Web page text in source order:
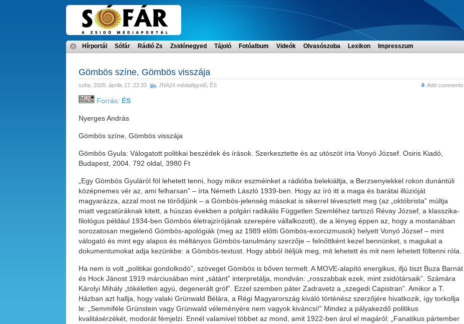
Hírportál Sófár Rádió Zs Zsidónegyed Tájoló Fotóalbum Videók Olvasószoba Lexikon Impresszum
Gömbös színe, Gömbös visszája
sofar, 2005. április 17. 22:33 JNA24 médiafigyelő ÉS Add comments
Forrás: ÉS
Nyerges András
Gömbös színe, Gömbös visszája
Gömbös Gyula: Válogatott politikai beszédek és írások. Szerkesztette és az utószót írta Vonyó József. Osiris Kiadó,
Budapest, 2004. 792 oldal, 3980 Ft
„Egy Gömbös Gyuláról föl lehetett tenni, hogy mikor eszméinket a rádióba belekiáltja, a Berzsenyiekkel rokon dunántúli
középnemes vér az, ami felharsan” – írta Németh László 1939-ben. Hogy az író itt a maga és barátai illúzióját
magyarázza, azzal most ne törődjünk – a Gömbös-jelenség másokat is sikerrel tévesztett meg (az „októbrista” múltja
miatt vegzatúráknak kitett, a húszas években a polgári radikális Független Szemléhez tartozó Révay József, a klasszika-
filológus például 1934-ben Gömbös életrajzírójának szerepére vállalkozott), de a lényeg éppen az, hogy a mostanában
sorozatosan megjelenő Gömbös-apológiák (meg az 1989 előtti Gömbös-exorcizmusok) helyett Vonyó József – mint
válogató és mint egy alapos és méltányos Gömbös-tanulmány szerzője – felnőttként kezel bennünket, s magukat a
dokumentumokat adja kezünkbe: a Gömbös-textust. Hogy abból ítéljük meg, mit lehetett és mit nem lehetett föltenni róla.
Ha nem is volt „politikai gondolkodó”, szöveget Gömbös is bőven termelt. A MOVE-alapító energikus, ifjú tiszt Buza Barnát
és Hock Jánost 1919 márciusában mint „sátánt” interpretálja, mondván: „rosszabbak ezek, mint zsidótársaik”. Számára
Károlyi Mihály „tökéletlen agyú, degenerált gróf”. Ezzel szemben páter Zadravetz a „szegedi Capistran”. Amikor a T.
Házban azt hallja, hogy valaki Grünwald Bélára, a Régi Magyarország kiváló történész szerzőjére hivatkozik, így torkollja
le: „Semmiféle Grünstein vagy Grünwald véleményére nem vagyok kiváncsi!” Mindez a pályakezdő politikus
kvalitásérzékét, modorát fémjelzi. Ennél valamivel többet az mond, amit 1922-ben árul el magáról: „Fanatikus pártember